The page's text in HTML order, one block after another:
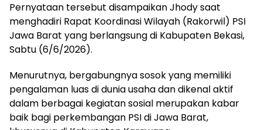
Pernyataan tersebut disampaikan Jhody saat
menghadiri Rapat Koordinasi Wilayah (Rakorwil) PSI
Jawa Barat yang berlangsung di Kabupaten Bekasi,
Sabtu (6/6/2026).
Menurutnya, bergabungnya sosok yang memiliki
pengalaman luas di dunia usaha dan dikenal aktif
dalam berbagai kegiatan sosial merupakan kabar
baik bagi perkembangan PSI di Jawa Barat,